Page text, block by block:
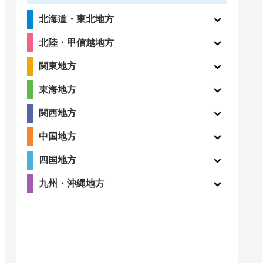
北海道・東北地方
北陸・甲信越地方
関東地方
東海地方
関西地方
中国地方
四国地方
九州・沖縄地方